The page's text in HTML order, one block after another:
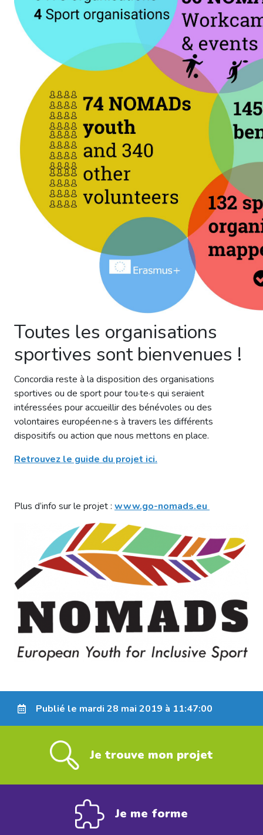
Toutes les organisations
sportives sont bienvenues !
Concordia reste à la disposition des organisations
sportives ou de sport pour tou·te·s qui seraient
intéressées pour accueillir des bénévoles ou des
volontaires européen·ne·s à travers les différents
dispositifs ou action que nous mettons en place.
Retrouvez le guide du projet ici.
Plus d’info sur le projet : www.go-nomads.eu
Publié le mardi 28 mai 2019 à 11:47:00
Je trouve mon projet
Je me forme